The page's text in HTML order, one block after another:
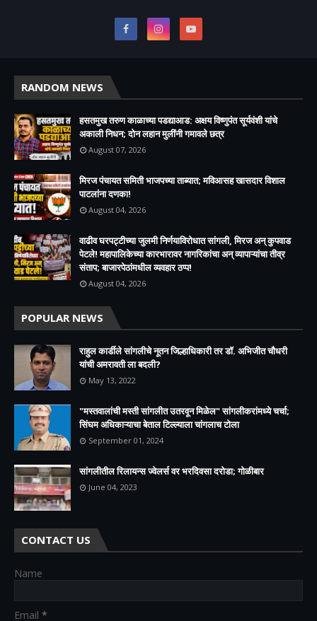
RANDOM NEWS
हसतमुख तरुण काळाच्या पडद्याआड: अक्षय विष्णुपंत सूर्यवंशी यांचे
अकाली निधन; दोन लहान मुलींनी गमावले छत्र
August 07, 2026
मिरज पंचायत समिती भाजपच्या ताब्यात; मविआसह खासदार विशाल
पाटलांना दणका!
August 04, 2026
वाढीव घरपट्टीच्या जुलमी निर्णयाविरोधात सांगली, मिरज अन् कुपवाड
पेटले! महापालिकेच्या कारभारावर नागरिकांचा अन् व्यापाऱ्यांचा तीव्र
संताप; बाजारपेठांमधील व्यवहार ठप्प!​
August 04, 2026
POPULAR NEWS
राहुल कार्डीले सांगलीचे नूतन जिल्हाधिकारी तर डॉ. अभिजीत चौधरी
यांची अमरावती ला बदली?
May 13, 2022
"मस्तवालांची मस्ती सांगलीत उतरवून मिळेल" सांगलीकरांमध्ये चर्चा;
सिंघम अधिकाऱ्याचा बेताल टिल्ल्याला चांगलाच टोला
September 01, 2024
सांगलीतील रिलायन्स ज्वेलर्स वर भरदिवसा दरोडा; गोळीबार
June 04, 2023
CONTACT US
Name
Email *